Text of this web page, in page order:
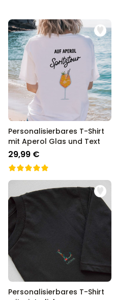
Personalisierbares T-Shirt
mit Aperol Glas und Text
29,99 €
Personalisierbares T-Shirt